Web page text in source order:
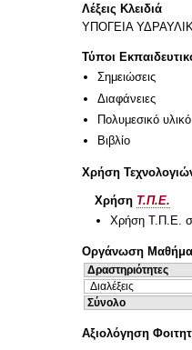
Λέξεις Κλειδιά
ΥΠΟΓΕΙΑ
Τύποι
Σημειώσεις
Διαφάνειες
Πολυμεσικό υλικό
Βιβλίο
Χρήση
Χρήση Τ.Π.Ε.
Χρήση Τ.Π.Ε.
Οργάνωση
Δραστηριότητες
Διαλέξεις
Σύνολο
Αξιολόγηση